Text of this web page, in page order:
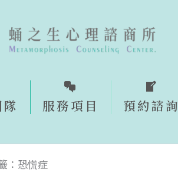
服務項目 預約諮詢​
：恐慌症